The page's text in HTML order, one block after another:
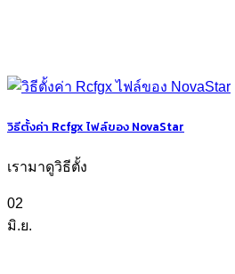
วิธีตั้งค่า Rcfgx ไฟล์ของ NovaStar
เรามาดูวิธีตั้ง
02
มิ.ย.